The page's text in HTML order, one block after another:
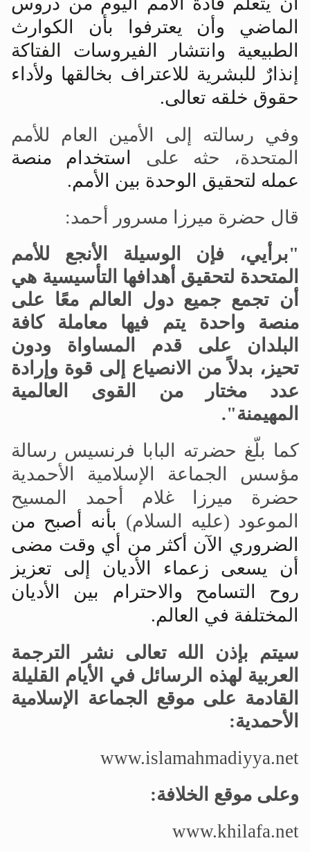
الماضي وأن يعترفوا بأن الكوارث
الطبيعية وانتشار الفيروسات الفتاكة
إنذارٌ للبشرية للاعتراف بخالقها ولأداء
حقوق خلقه تعالى.
وفي رسالته إلى الأمين العام للأمم
المتحدة، حثه على
استخدام منصة
عمله لتحقيق الوحدة بين الأمم.
قال حضرة ميرزا مسرور أحمد:
"برأيي، فإن الوسيلة الأنجع للأمم
المتحدة لتحقيق أهدافها التأسيسية هي
أن تجمع جميع دول العالم معًا على
منصة واحدة يتم فيها معاملة كافة
البلدان على قدم المساواة ودون
تحيز، بدلاً من الانصياع إلى قوة وإرادة
عدد مختار من القوى العالمية
المهيمنة".
كما بلّغ حضرته البابا فرنسيس رسالة
مؤسس الجماعة الإسلامية الأحمدية
حضرة ميرزا غلام أحمد المسيح
الموعود (عليه السلام) بأنه أصبح من
الضروري الآن أكثر من أي وقت مضى
أن يسعى زعماء الأديان إلى تعزيز
روح التسامح والاحترام بين الأديان
المختلفة في العالم.
سيتم بإذن الله تعالى نشر الترجمة
العربية لهذه الرسائل في الأيام القليلة
القادمة على موقع الجماعة الإسلامية
الأحمدية:
www.islamahmadiyya.net
وعلى موقع الخلافة:
www.khilafa.net